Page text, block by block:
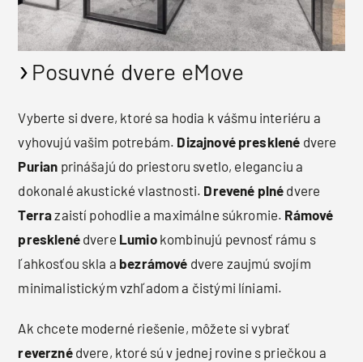
Posuvné dvere eMove
Vyberte si dvere, ktoré sa hodia k vášmu interiéru a
vyhovujú vašim potrebám. Dizajnové presklené dvere
Purian prinášajú do priestoru svetlo, eleganciu a
dokonalé akustické vlastnosti. Drevené plné dvere
Terrazaistí pohodlie a maximálne súkromie. Rámové
presklené dvere Lumio kombinujú pevnosť rámu s
ľahkosťou skla a bezrámové dvere zaujmú svojím
minimalistickým vzhľadom a čistými líniami.
Ak chcete moderné riešenie, môžete si vybrať
reverzné dvere, ktoré sú v jednej rovine s priečkou a